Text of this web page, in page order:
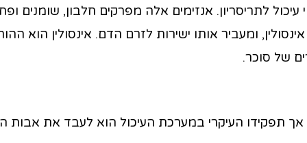
לתריסריון. אנזימים אלה מפרקים חלבון, שומנים
ומעביר אותו ישירות לזרם הדם. אינסולין הוא
של סוכר.
תפקידו העיקרי במערכת העיכול הוא לעבד את אבות